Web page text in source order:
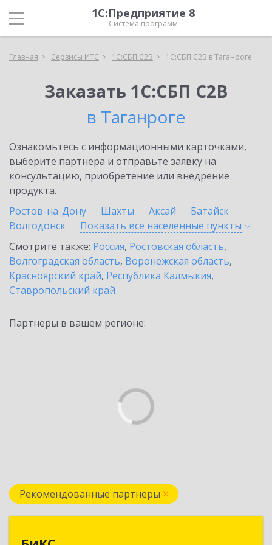
1С:Предприятие 8
Система программ
Главная Сервисы ИТС 1С:СБП C2B 1С:СБП C2B в Таганроге
Заказать 1С:СБП C2B
в Таганроге
Ознакомьтесь с информационными карточками,
выберите партнёра и отправьте заявку на
консультацию, приобретение или внедрение
продукта.
Ростов-на-Дону
Шахты Аксай
Батайск
Волгодонск
Показать все населенные пункты
Смотрите также: Россия, Ростовская область,
Волгоградская область, Воронежская область,
Красноярский край, Республика Калмыкия,
Ставропольский край
Партнеры в вашем регионе:
Рекомендованные партнеры